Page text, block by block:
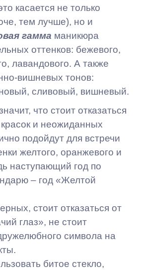
касается не только
тем лучше), но и
гамма маникюра
оттенков: бежевого,
лавандового. А также
вишневых тонов:
сливовый, вишневый.
что стоит отказаться
красок и неожиданных
подойдут для встречи
желтого, оранжевого и
наступающий год по
– год «Желтой
стоит отказаться от
глаз», не стоит
символа на
битое стекло,